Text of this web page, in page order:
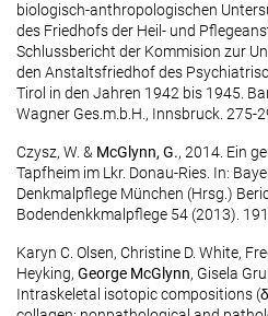
biologisch-anthropologischen
des Friedhofs der Heil- und
Schlussbericht der Kommision zur
den Anstaltsfriedhof des
Tirol in den Jahren 1942 bis 1945.
Wagner Ges.m.b.H., Innsbruck. 275-
Czysz, W. & McGlynn, G., 2014. Ein
Tapfheim im Lkr. Donau-Ries. In:
Denkmalpflege München (Hrsg.)
Bodendenkkmalpflege 54 (2013).
Karyn C. Olsen, Christine D. White,
Heyking, George McGlynn, Gisela
Intraskeletal isotopic compositions